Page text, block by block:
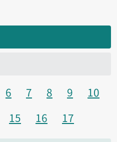
6 7 8 9
10
15 16 17